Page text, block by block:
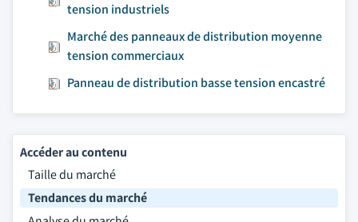
tension industriels
Marché des panneaux de distribution moyenne
tension commerciaux
Panneau de distribution basse tension encastré
Accéder au contenu
Taille du marché
Tendances du marché